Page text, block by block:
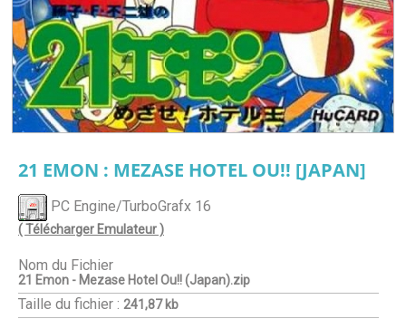
21 EMON : MEZASE HOTEL OU!! [JAPAN]
PC Engine/TurboGrafx 16
( Télécharger Emulateur )
Nom du Fichier
21 Emon - Mezase Hotel Ou!! (Japan).zip
Taille du fichier : 241,87 kb